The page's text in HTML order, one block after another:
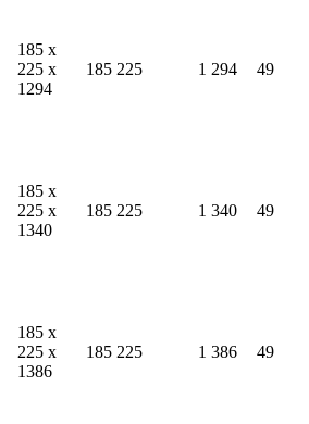
185 x
225 x
1294
185 225 1 294 49
185 x
225 x
1340
185 225 1 340 49
185 x
225 x
1386
185 225 1 386 49